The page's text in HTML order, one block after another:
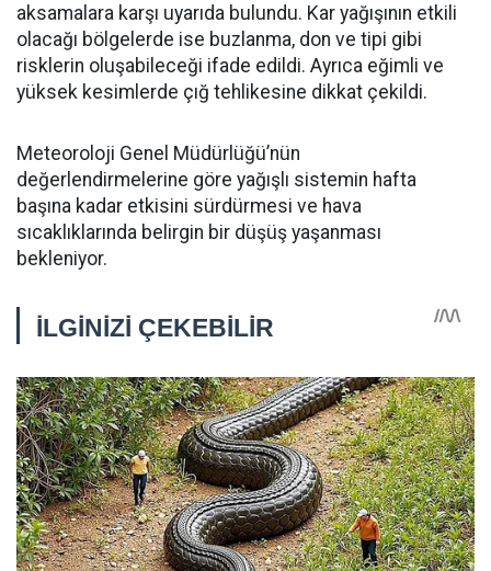
aksamalara karşı uyarıda bulundu. Kar yağışının etkili
olacağı bölgelerde ise buzlanma, don ve tipi gibi
risklerin oluşabileceği ifade edildi. Ayrıca eğimli ve
yüksek kesimlerde çığ tehlikesine dikkat çekildi.
Meteoroloji Genel Müdürlüğü’nün
değerlendirmelerine göre yağışlı sistemin hafta
başına kadar etkisini sürdürmesi ve hava
sıcaklıklarında belirgin bir düşüş yaşanması
bekleniyor.